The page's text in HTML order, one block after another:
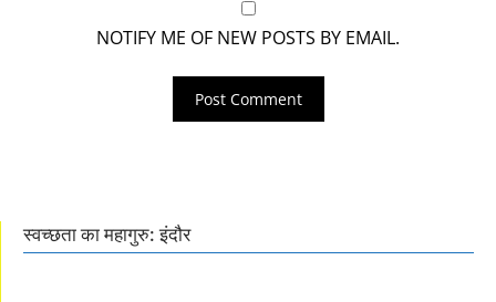
NOTIFY ME OF NEW POSTS BY EMAIL.
स्वच्छता का महागुरु: इंदौर